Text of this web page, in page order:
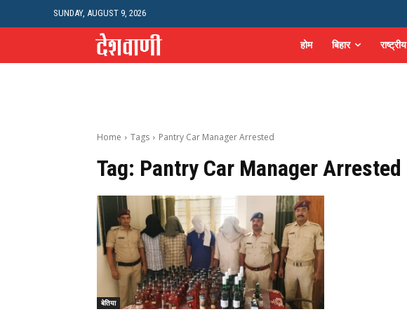
SUNDAY, AUGUST 9, 2026
होम बिहार राष्ट्रीय
Home Tags Pantry Car Manager Arrested
Tag: Pantry Car Manager Arrested
बेतिया